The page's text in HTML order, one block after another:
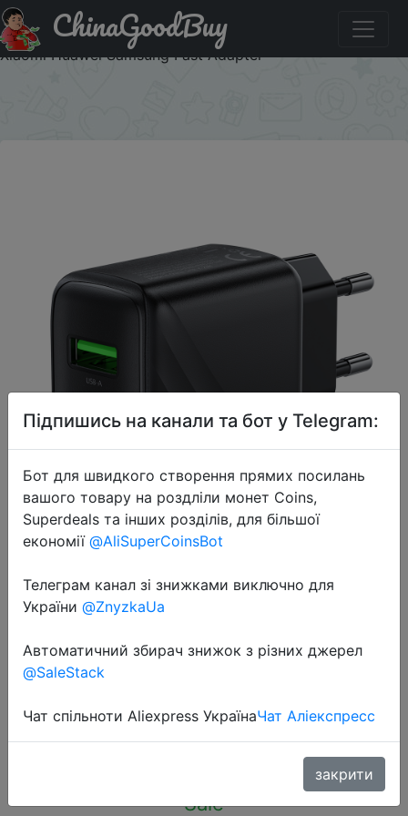
Знижка на HOCO 30W Dual-port Charger Quick Charge
4.0 3.0 Type C PD USB C Charger For iPhone 15 Pro Max
Xiaomi Huawei Samsung Fast Adapter
ChinaGoodBuy
2024-07-25
Quick Charge 4.0 3.0 Type C PD
USB C Charger For iPhone 15 Pro
Adapter
$1.3
Sale
Підпишись на канали та бот у Telegram:
Бот для швидкого створення прямих посилань
вашого товару на роздліли монет Coins,
Superdeals та інших розділів, для більшої
економії @AliSuperCoinsBot
Телеграм канал зі знижками виключно для
України @ZnyzkaUa
Автоматичний збирач знижок з різних джерел
@SaleStack
Чат спільноти Aliexpress УкраїнаЧат Аліекспресс
закрити